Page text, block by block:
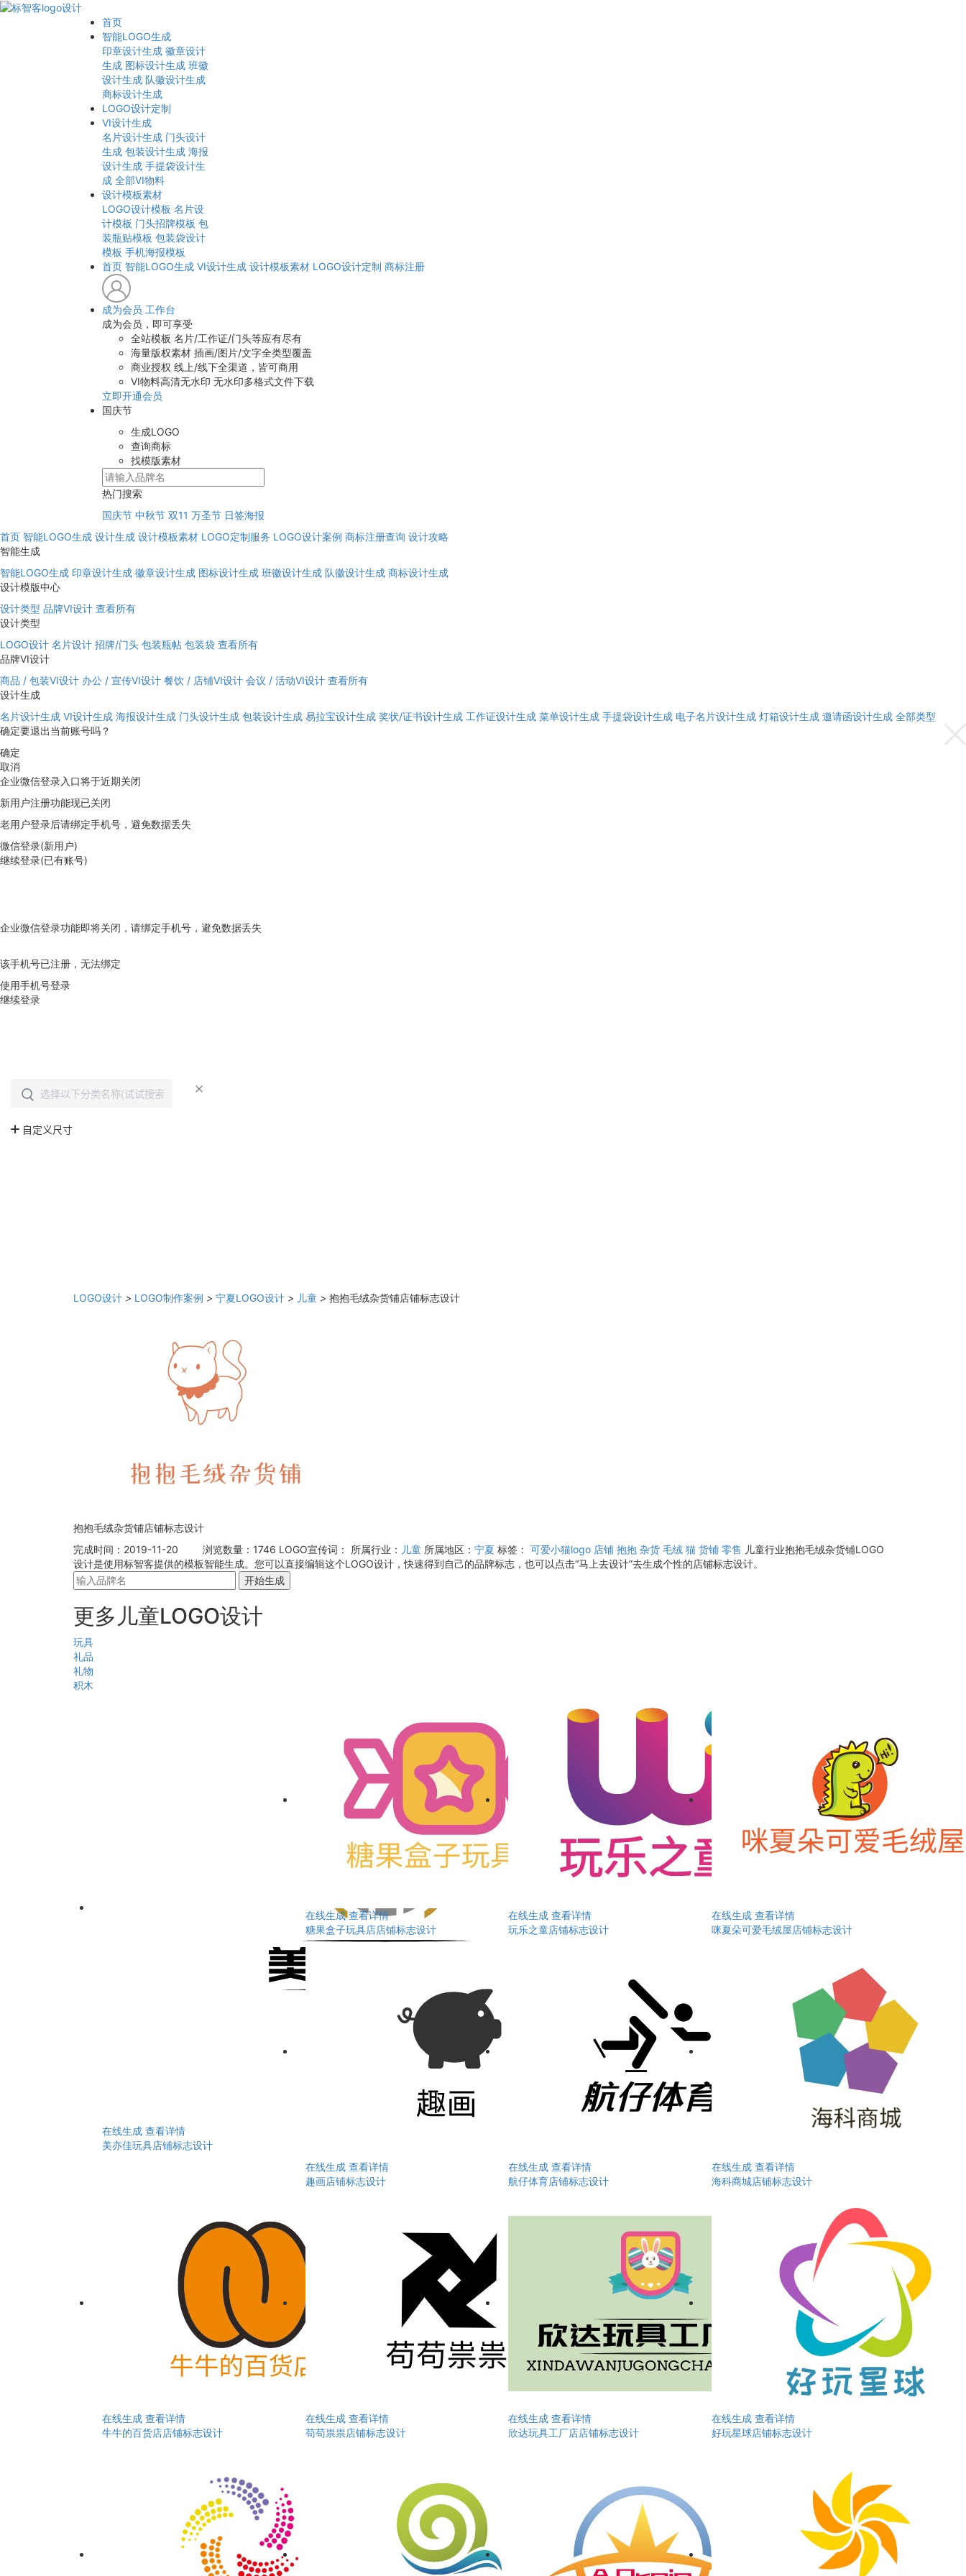
首页
智能LOGO生成
印章设计生成 徽章设计
生成 图标设计生成 班徽
设计生成 队徽设计生成
商标设计生成
LOGO设计定制
VI设计生成
名片设计生成 门头设计
生成 包装设计生成 海报
设计生成 手提袋设计生
成 全部VI物料
设计模板素材
LOGO设计模板 名片设
计模板 门头招牌模板 包
装瓶贴模板 包装袋设计
模板 手机海报模板
首页 智能LOGO生成 VI设计生成 设计模板素材 LOGO设计定制 商标注册
成为会员 工作台
成为会员，即可享受
全站模板 名片/工作证/门头等应有尽有
海量版权素材 插画/图片/文字全类型覆盖
商业授权 线上/线下全渠道，皆可商用
VI物料高清无水印 无水印多格式文件下载
立即开通会员
国庆节
生成LOGO
查询商标
找模版素材
热门搜索
国庆节 中秋节 双11 万圣节 日签海报
首页 智能LOGO生成 设计生成 设计模板素材 LOGO定制服务 LOGO设计案例 商标注册查询 设计攻略
智能生成
智能LOGO生成 印章设计生成 徽章设计生成 图标设计生成 班徽设计生成 队徽设计生成 商标设计生成
设计模版中心
设计类型 品牌VI设计 查看所有
设计类型
LOGO设计 名片设计 招牌/门头 包装瓶帖 包装袋 查看所有
品牌VI设计
商品 / 包装VI设计 办公 / 宣传VI设计 餐饮 / 店铺VI设计 会议 / 活动VI设计 查看所有
设计生成
名片设计生成 VI设计生成 海报设计生成 门头设计生成 包装设计生成 易拉宝设计生成 奖状/证书设计生成 工作证设计生成 菜单设计生成 手提袋设计生成 电子名片设计生成 灯箱设计生成 邀请函设计生成 全部类型
确定要退出当前账号吗？
确定
取消
企业微信登录入口将于近期关闭
新用户注册功能现已关闭
老用户登录后请绑定手机号，避免数据丢失
微信登录(新用户)
继续登录(已有账号)
企业微信登录功能即将关闭，请绑定手机号，避免数据丢失
该手机号已注册，无法绑定
使用手机号登录
继续登录
LOGO设计 > LOGO制作案例 > 宁夏LOGO设计 > 儿童 > 抱抱毛绒杂货铺店铺标志设计
抱抱毛绒杂货铺店铺标志设计
完成时间：2019-11-20
浏览数量：1746 LOGO宣传词： 所属行业： 儿童 所属地区： 宁夏 标签： 可爱小猫logo 店铺 抱抱 杂货 毛绒 猫 货铺 零售 儿童行业抱抱毛绒杂货铺LOGO
设计是使用标智客提供的模板智能生成。您可以直接编辑这个LOGO设计，快速得到自己的品牌标志，也可以点击“马上去设计”去生成个性的店铺标志设计。
开始生成
更多儿童LOGO设计
玩具
礼品
礼物
积木
在线生成 查看详情
美亦佳玩具店铺标志设计
在线生成 查看详情
糖果盒子玩具店店铺标志设计
在线生成 查看详情
玩乐之童店铺标志设计
在线生成 查看详情
咪夏朵可爱毛绒屋店铺标志设计
在线生成 查看详情
趣画店铺标志设计
在线生成 查看详情
航仔体育店铺标志设计
在线生成 查看详情
海科商城店铺标志设计
在线生成 查看详情
牛牛的百货店店铺标志设计
在线生成 查看详情
苟苟祟祟店铺标志设计
在线生成 查看详情
欣达玩具工厂店店铺标志设计
在线生成 查看详情
好玩星球店铺标志设计